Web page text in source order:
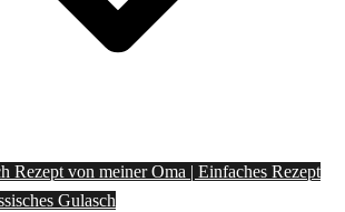
Rezept von meiner Oma | Einfaches Rezept
Gulasch